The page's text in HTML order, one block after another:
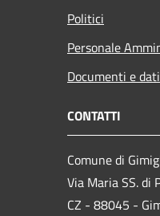
Politici
Personale
Documenti e dati
CONTATTI
Comune di
Via Maria SS. di
CZ - 88045 -